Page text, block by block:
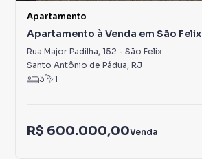
Apartamento
Apartamento à Venda em São Felix
Rua Major Padilha, 152 - São Felix
Santo Antônio de Pádua, RJ
3
1
R$ 600.000,00Venda